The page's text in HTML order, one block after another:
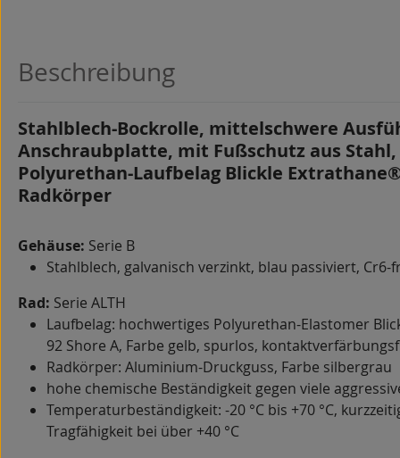
Beschreibung
Stahlblech-Bockrolle, mittelschwere
Anschraubplatte, mit Fußschutz aus
Polyurethan-Laufbelag Blickle
Radkörper
Gehäuse: Serie B
Stahlblech, galvanisch verzinkt, blau passiviert, Cr6-
Rad: Serie ALTH
Laufbelag: hochwertiges Polyurethan-Elastomer
92 Shore A, Farbe gelb, spurlos,
Radkörper: Aluminium-Druckguss, Farbe silbergrau
hohe chemische Beständigkeit gegen viele
Temperaturbeständigkeit: -20 °C bis +70 °C,
Tragfähigkeit bei über +40 °C